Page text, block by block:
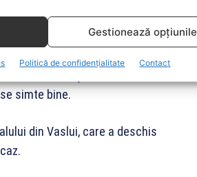
Gestionează opțiunile
Politică de confidențialitate Contact
părăsit, cu saltele
Oblu” din Iași, unde i s-a
simte bine.
din Vaslui, care a deschis